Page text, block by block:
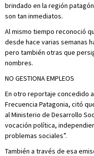
brindado en la región
son tan inmediatos.
Al mismo tiempo reconoció
desde hace varias semanas
pero también otras que
nombres.
NO GESTIONA EMPLEOS
En otro reportaje concedido
Frecuencia Patagonia, citó
al Ministerio de Desarrollo
vocación política,
problemas sociales”.
También a través de esa